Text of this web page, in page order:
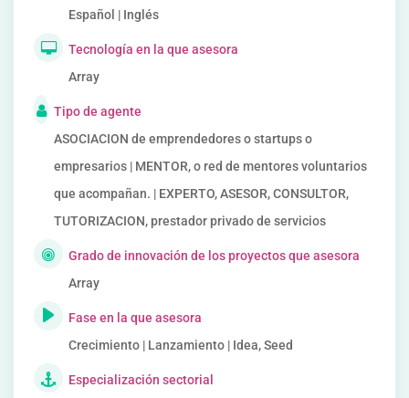
Español | Inglés
Tecnología en la que asesora
Array
Tipo de agente
ASOCIACION de emprendedores o startups o
empresarios | MENTOR, o red de mentores voluntarios
que acompañan. | EXPERTO, ASESOR, CONSULTOR,
TUTORIZACION, prestador privado de servicios
Grado de innovación de los proyectos que asesora
Array
Fase en la que asesora
Crecimiento | Lanzamiento | Idea, Seed
Especialización sectorial